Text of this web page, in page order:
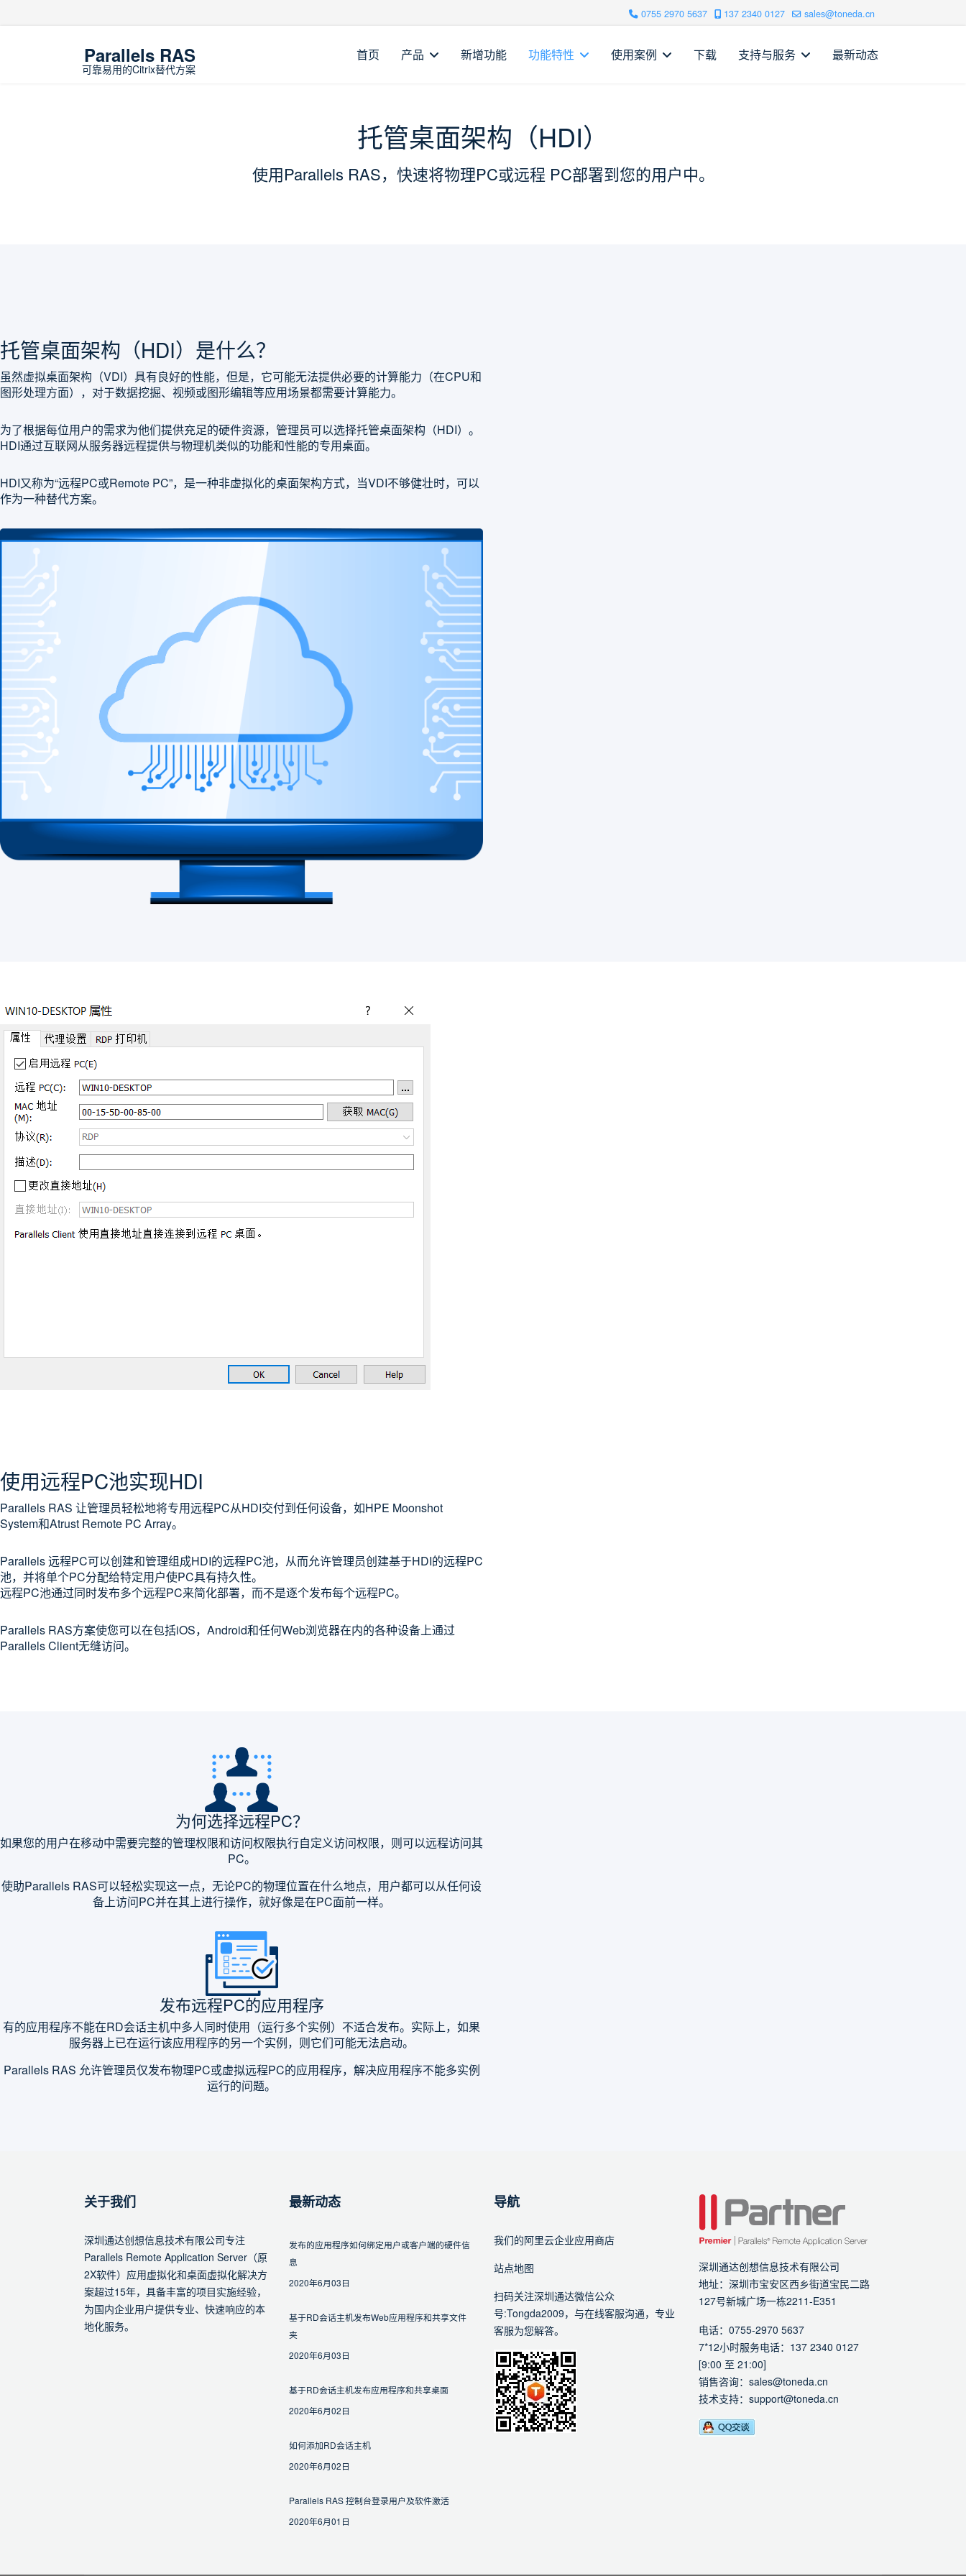
0755 2970 5637 137 2340 0127 sales@toneda.cn
Parallels RAS 首页 产品 新增功能 功能特性 使用案例 下载 支持与服务 最新动态
托管桌面架构（HDI）
使用Parallels RAS，快速将物理PC或远程 PC部署到您的用户中。
托管桌面架构（HDI）是什么？
虽然虚拟桌面架构（VDI）具有良好的性能，但是，它可能无法提供必要的计算能力（在CPU和
图形处理方面），对于数据挖掘、视频或图形编辑等应用场景都需要计算能力。
为了根据每位用户的需求为他们提供充足的硬件资源，管理员可以选择托管桌面架构（HDI）。
HDI通过互联网从服务器远程提供与物理机类似的功能和性能的专用桌面。
HDI又称为“远程PC或Remote PC”，是一种非虚拟化的桌面架构方式，当VDI不够健壮时，可以
作为一种替代方案。
使用远程PC池实现HDI
Parallels RAS 让管理员轻松地将专用远程PC从HDI交付到任何设备，如HPE Moonshot
System和Atrust Remote PC Array。
Parallels 远程PC可以创建和管理组成HDI的远程PC池，从而允许管理员创建基于HDI的远程PC
池，并将单个PC分配给特定用户使PC具有持久性。
远程PC池通过同时发布多个远程PC来简化部署，而不是逐个发布每个远程PC。
Parallels RAS方案使您可以在包括iOS，Android和任何Web浏览器在内的各种设备上通过
Parallels Client无缝访问。
为何选择远程PC？
如果您的用户在移动中需要完整的管理权限和访问权限执行自定义访问权限，则可以远程访问其
PC。
使助Parallels RAS可以轻松实现这一点，无论PC的物理位置在什么地点，用户都可以从任何设
备上访问PC并在其上进行操作，就好像是在PC面前一样。
发布远程PC的应用程序
有的应用程序不能在RD会话主机中多人同时使用（运行多个实例）不适合发布。实际上，如果
服务器上已在运行该应用程序的另一个实例，则它们可能无法启动。
Parallels RAS 允许管理员仅发布物理PC或虚拟远程PC的应用程序，解决应用程序不能多实例
运行的问题。
关于我们
深圳通达创想信息技术有限公司专注
Parallels Remote Application Server（原
2X软件）应用虚拟化和桌面虚拟化解决方
案超过15年，具备丰富的项目实施经验，
为国内企业用户提供专业、快速响应的本
地化服务。
最新动态
发布的应用程序如何绑定用户或客户端的硬件信
息
2020年6月03日
基于RD会话主机发布Web应用程序和共享文件
夹
2020年6月03日
基于RD会话主机发布应用程序和共享桌面
2020年6月02日
如何添加RD会话主机
2020年6月02日
Parallels RAS 控制台登录用户及软件激活
2020年6月01日
导航
我们的阿里云企业应用商店
站点地图
扫码关注深圳通达微信公众
号:Tongda2009，与在线客服沟通，专业
客服为您解答。
深圳通达创想信息技术有限公司
地址：深圳市宝安区西乡街道宝民二路
127号新城广场一栋2211-E351
电话：0755-2970 5637
7*12小时服务电话：137 2340 0127
[9:00 至 21:00]
销售咨询：sales@toneda.cn
技术支持：support@toneda.cn